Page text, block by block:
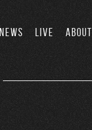
NEWS LIVE ABOUT